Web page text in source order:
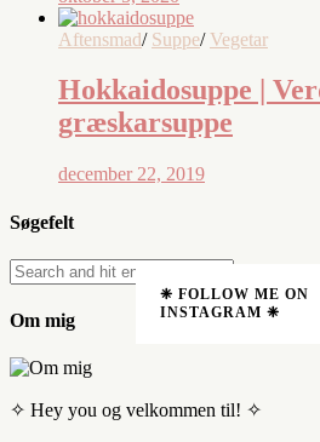
Aftensmad/ Suppe/ Vegetar
Hokkaidosuppe |
græskarsuppe
december 22, 2019
Søgefelt
Om mig
✧ Hey you og velkommen til! ✧
❈ FOLLOW ME ON
INSTAGRAM ❈